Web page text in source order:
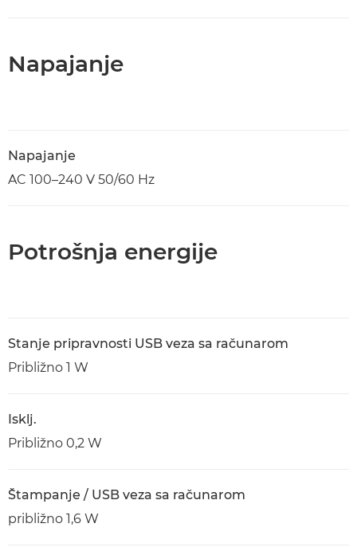
Napajanje
Napajanje
AC 100–240 V 50/60 Hz
Potrošnja energije
Stanje pripravnosti USB veza sa računarom
Približno 1 W
Isklj.
Približno 0,2 W
Štampanje / USB veza sa računarom
približno 1,6 W